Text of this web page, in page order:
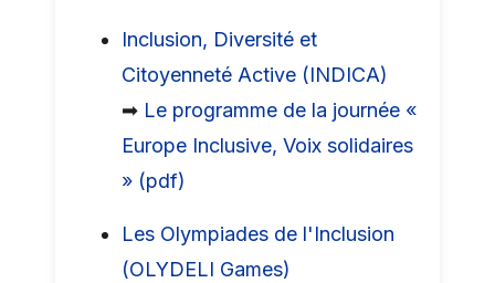
Inclusion, Diversité et
Citoyenneté Active (INDICA)
➡ Le programme de la journée «
Europe Inclusive, Voix solidaires
» (pdf)
Les Olympiades de l'Inclusion
(OLYDELI Games)